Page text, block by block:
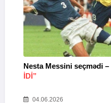
Nesta Messini seçmədi –
IDI”
04.06.2026